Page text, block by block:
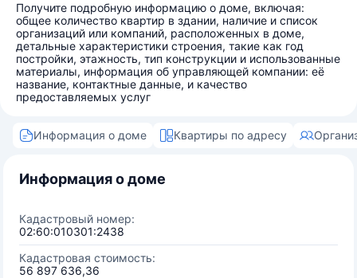
Получите подробную информацию о доме, включая:
общее количество квартир в здании, наличие и список
организаций или компаний, расположенных в доме,
детальные характеристики строения, такие как год
постройки, этажность, тип конструкции и использованные
материалы, информация об управляющей компании: её
название, контактные данные, и качество
предоставляемых услуг
Информация о доме Квартиры по адресу
Информация о доме
Кадастровый номер:
02:60:010301:2438
Кадастровая стоимость:
56 897 636,36